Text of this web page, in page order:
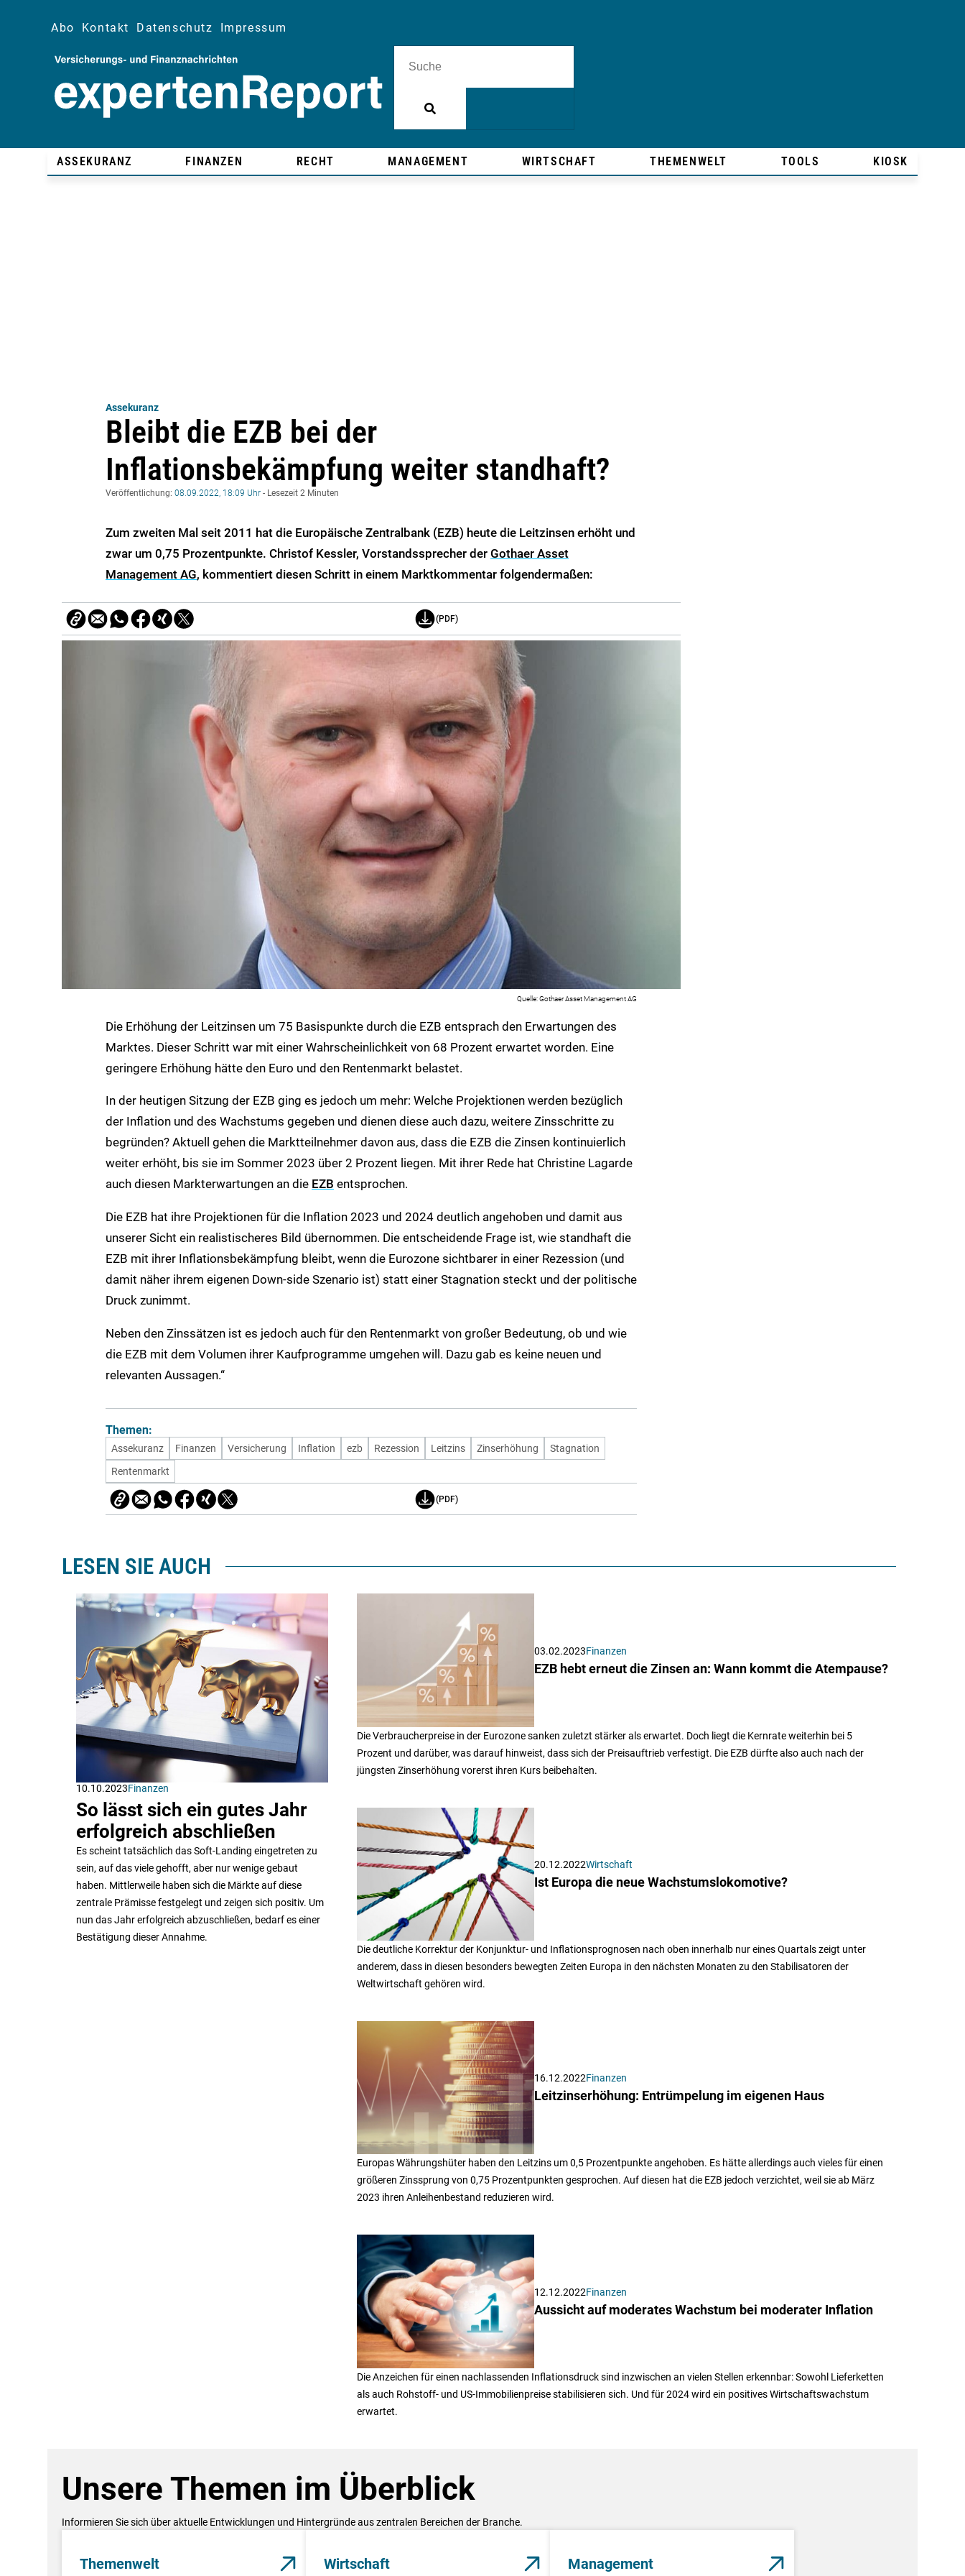
Abo Kontakt Datenschutz Impressum
ASSEKURANZ FINANZEN RECHT MANAGEMENT WIRTSCHAFT THEMENWELT TOOLS KIOSK
Assekuranz
Bleibt die EZB bei der
Inflationsbekämpfung weiter standhaft?
Veröffentlichung: 08.09.2022, 18:09 Uhr - Lesezeit 2 Minuten
Zum zweiten Mal seit 2011 hat die Europäische Zentralbank (EZB) heute die Leitzinsen erhöht und
zwar um 0,75 Prozentpunkte. Christof Kessler, Vorstandssprecher der Gothaer Asset
Management AG, kommentiert diesen Schritt in einem Marktkommentar folgendermaßen:
(PDF)
Gothaer Asset Management AG
Die Erhöhung der Leitzinsen um 75 Basispunkte durch die EZB entsprach den Erwartungen des
Marktes. Dieser Schritt war mit einer Wahrscheinlichkeit von 68 Prozent erwartet worden. Eine
geringere Erhöhung hätte den Euro und den Rentenmarkt belastet.
In der heutigen Sitzung der EZB ging es jedoch um mehr: Welche Projektionen werden bezüglich
der Inflation und des Wachstums gegeben und dienen diese auch dazu, weitere Zinsschritte zu
begründen? Aktuell gehen die Marktteilnehmer davon aus, dass die EZB die Zinsen kontinuierlich
weiter erhöht, bis sie im Sommer 2023 über 2 Prozent liegen. Mit ihrer Rede hat Christine Lagarde
auch diesen Markterwartungen an die EZB entsprochen.
Die EZB hat ihre Projektionen für die Inflation 2023 und 2024 deutlich angehoben und damit aus
unserer Sicht ein realistischeres Bild übernommen. Die entscheidende Frage ist, wie standhaft die
EZB mit ihrer Inflationsbekämpfung bleibt, wenn die Eurozone sichtbarer in einer Rezession (und
damit näher ihrem eigenen Down-side Szenario ist) statt einer Stagnation steckt und der politische
Druck zunimmt.
Neben den Zinssätzen ist es jedoch auch für den Rentenmarkt von großer Bedeutung, ob und wie
die EZB mit dem Volumen ihrer Kaufprogramme umgehen will. Dazu gab es keine neuen und
relevanten Aussagen.“
Themen:
Assekuranz Finanzen Versicherung Inflation ezb Rezession Leitzins Zinserhöhung
Stagnation
Rentenmarkt
(PDF)
LESEN SIE AUCH
10.10.2023Finanzen
So lässt sich ein gutes Jahr
erfolgreich abschließen
Es scheint tatsächlich das Soft-Landing eingetreten zu
sein, auf das viele gehofft, aber nur wenige gebaut
haben. Mittlerweile haben sich die Märkte auf diese
zentrale Prämisse festgelegt und zeigen sich positiv. Um
nun das Jahr erfolgreich abzuschließen, bedarf es einer
Bestätigung dieser Annahme.
03.02.2023Finanzen
EZB hebt erneut die Zinsen an: Wann kommt die Atempause?
Die Verbraucherpreise in der Eurozone sanken zuletzt stärker als erwartet. Doch liegt die Kernrate weiterhin bei 5
Prozent und darüber, was darauf hinweist, dass sich der Preisauftrieb verfestigt. Die EZB dürfte also auch nach der
jüngsten Zinserhöhung vorerst ihren Kurs beibehalten.
20.12.2022Wirtschaft
Ist Europa die neue Wachstumslokomotive?
Die deutliche Korrektur der Konjunktur- und Inflationsprognosen nach oben innerhalb nur eines Quartals zeigt unter
anderem, dass in diesen besonders bewegten Zeiten Europa in den nächsten Monaten zu den Stabilisatoren der
Weltwirtschaft gehören wird.
16.12.2022Finanzen
Leitzinserhöhung: Entrümpelung im eigenen Haus
Europas Währungshüter haben den Leitzins um 0,5 Prozentpunkte angehoben. Es hätte allerdings auch vieles für einen
größeren Zinssprung von 0,75 Prozentpunkten gesprochen. Auf diesen hat die EZB jedoch verzichtet, weil sie ab März
2023 ihren Anleihenbestand reduzieren wird.
12.12.2022Finanzen
Aussicht auf moderates Wachstum bei moderater Inflation
Die Anzeichen für einen nachlassenden Inflationsdruck sind inzwischen an vielen Stellen erkennbar: Sowohl Lieferketten
als auch Rohstoff- und US-Immobilienpreise stabilisieren sich. Und für 2024 wird ein positives Wirtschaftswachstum
erwartet.
Unsere Themen im Überblick
Informieren Sie sich über aktuelle Entwicklungen und Hintergründe aus zentralen Bereichen der Branche.
Themenwelt Wirtschaft Management